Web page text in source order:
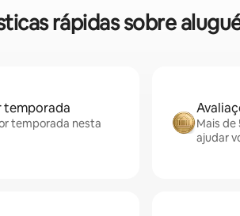
rápidas sobre
temporada
temporada nesta
Mais de
ajudar